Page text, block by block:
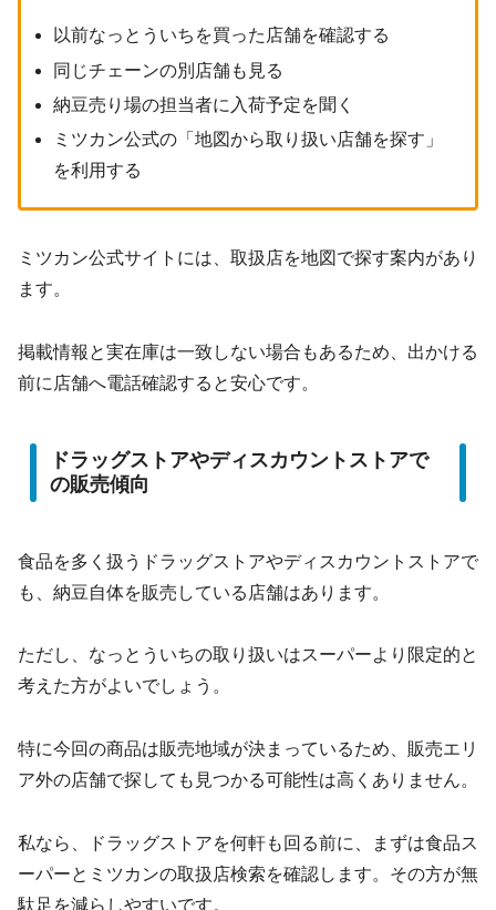
以前なっとういちを買った店舗を確認する
同じチェーンの別店舗も見る
納豆売り場の担当者に入荷予定を聞く
ミツカン公式の「地図から取り扱い店舗を探す」
を利用する
ミツカン公式サイトには、取扱店を地図で探す案内があり
ます。
掲載情報と実在庫は一致しない場合もあるため、出かける
前に店舗へ電話確認すると安心です。
ドラッグストアやディスカウントストアで
の販売傾向
食品を多く扱うドラッグストアやディスカウントストアで
も、納豆自体を販売している店舗はあります。
ただし、なっとういちの取り扱いはスーパーより限定的と
考えた方がよいでしょう。
特に今回の商品は販売地域が決まっているため、販売エリ
ア外の店舗で探しても見つかる可能性は高くありません。
私なら、ドラッグストアを何軒も回る前に、まずは食品ス
ーパーとミツカンの取扱店検索を確認します。その方が無
駄足を減らしやすいです。